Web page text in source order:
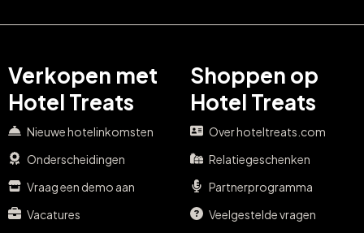
Verkopen met
Hotel Treats
Nieuwe hotelinkomsten
Onderscheidingen
Vraag een demo aan
Vacatures
Shoppen op
Hotel Treats
Over hoteltreats.com
Relatiegeschenken
Partnerprogramma
Veelgestelde vragen